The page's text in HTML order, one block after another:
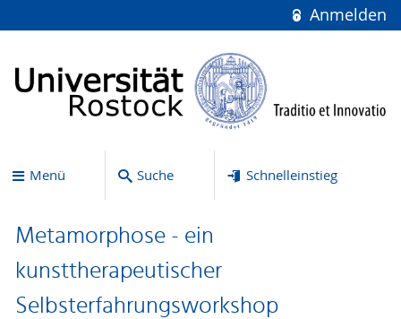
Anmelden
Menü Suche Schnelleinstieg
Metamorphose - ein
kunsttherapeutischer
Selbsterfahrungsworkshop